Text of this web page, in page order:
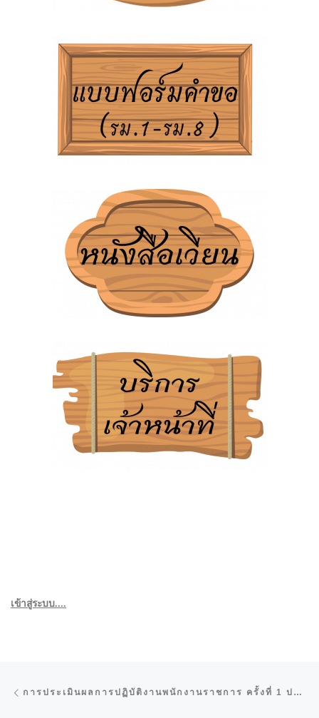
เข้าสู่ระบบ....
การนำทางของเรื่อง การประเมินผลการปฏิบัติงานพนักงานราชการ ครั้งที่ 1 ประจำปีงบประมาณ พ.ศ. 2569 (ระหว่างวันที่ 1 ตุลาคม 2568 ถึงวันที่ 31 มีนาคม 2569)